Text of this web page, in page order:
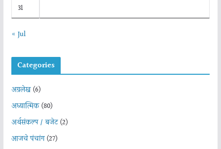
31
« Jul
Categories
अग्रलेख(6)
अध्यात्मिक(80)
अर्थसंकल्प / बजेट(2)
आजचे पंचांग(27)